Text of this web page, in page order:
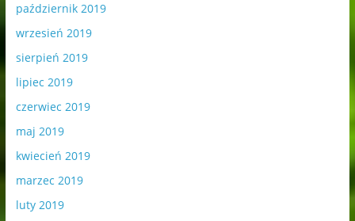
październik 2019
wrzesień 2019
sierpień 2019
lipiec 2019
czerwiec 2019
maj 2019
kwiecień 2019
marzec 2019
luty 2019